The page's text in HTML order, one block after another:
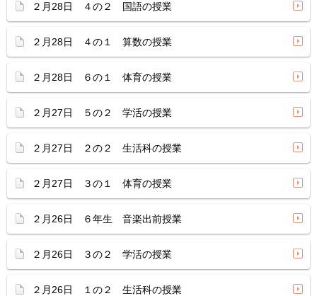
２月28日 ４の２ 国語の授業
２月28日 ４の１ 算数の授業
２月28日 ６の１ 体育の授業
２月27日 ５の２ 学活の授業
２月27日 ２の２ 生活科の授業
２月27日 ３の１ 体育の授業
２月26日 ６年生 音楽出前授業
２月26日 ３の２ 学活の授業
２月26日 １の２ 生活科の授業